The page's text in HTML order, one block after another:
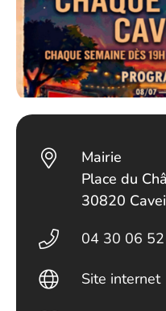
Mairie
Place du
30820
04 30 06
Site internet